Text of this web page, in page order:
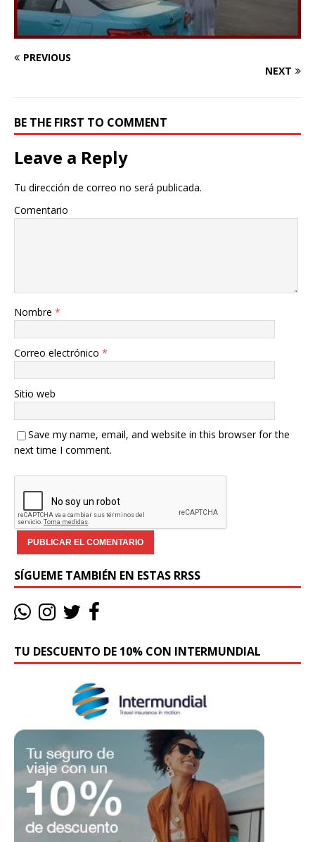
PREVIOUS
NEXT
BE THE FIRST TO COMMENT
Leave a Reply
Tu dirección de correo no será publicada.
Comentario
Nombre *
Correo electrónico *
Sitio web
Save my name, email, and website in this browser for the
next time I comment.
SÍGUEME TAMBIÉN EN ESTAS RRSS
TU DESCUENTO DE 10% CON INTERMUNDIAL